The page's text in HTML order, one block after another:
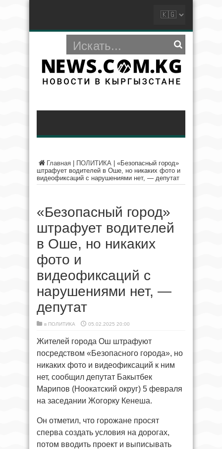
Главная ПОЛИТИКА
«Безопасный город»
штрафует водителей в Оше, но никаких фото и
видеофиксаций с нарушениями нет, — депутат
«Безопасный город»
штрафует водителей
в Оше, но никаких
фото и
видеофиксаций с
нарушениями нет, —
депутат
в ПОЛИТИКА 05.02.2025 20:00
Жителей города Ош штрафуют
посредством «Безопасного города», но
никаких фото и видеофиксаций к ним
нет, сообщил депутат Бакытбек
Марипов (Ноокатский округ) 5 февраля
на заседании Жогорку Кенеша.
Он отметил, что горожане просят
сперва создать условия на дорогах,
потом вводить проект и выписывать